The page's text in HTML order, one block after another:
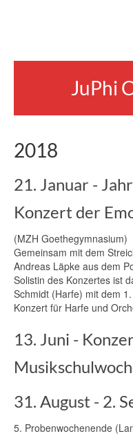
JuPhi
2018
21. Januar -
Konzert der
(MZH Goethegymnasium)
Gemeinsam mit dem
Andreas Läpke aus dem
Solistin des Konzertes ist
Schmidt (Harfe) mit dem
Konzert für Harfe und
13. Juni -
31. August - 2.
5. Probenwochenende